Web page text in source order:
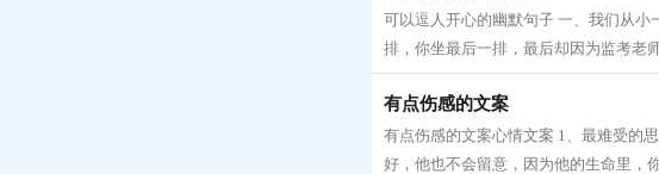
可以逗人开心的幽默句子 一、我们从
排，你坐最后一排，最后却因为监考老
有点伤感的文案
有点伤感的文案心情文案 1、最难受的
好，他也不会留意，因为他的生命里，